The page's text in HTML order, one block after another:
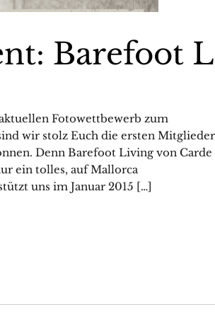
Barefoot
Fotowettbewerb zum
wir stolz Euch die ersten Mitglieder
Denn Barefoot Living von Carde
ein tolles, auf Mallorca
uns im Januar 2015 […]